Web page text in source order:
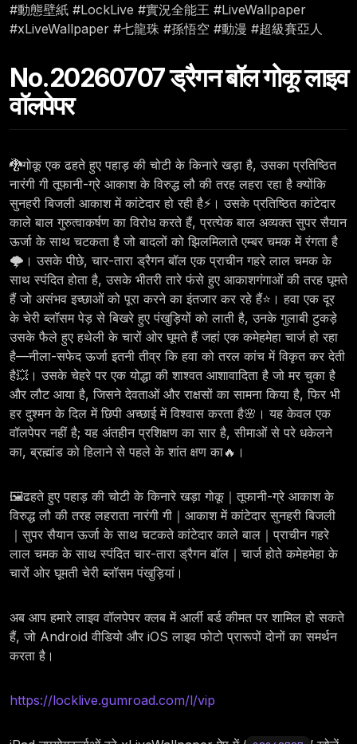
#動態壁紙 #LockLive #實況全能王 #LiveWallpaper
#xLiveWallpaper #七龍珠 #孫悟空 #動漫 #超級賽亞人
No.20260707 ड्रैगन बॉल गोकू लाइव
वॉलपेपर
🐉गोकू एक ढहते हुए पहाड़ की चोटी के किनारे खड़ा है, उसका प्रतिष्ठित
नारंगी गी तूफानी-ग्रे आकाश के विरुद्ध लौ की तरह लहरा रहा है क्योंकि
सुनहरी बिजली आकाश में कांटेदार हो रही है⚡। उसके प्रतिष्ठित कांटेदार
काले बाल गुरुत्वाकर्षण का विरोध करते हैं, प्रत्येक बाल अव्यक्त सुपर सैयान
ऊर्जा के साथ चटकता है जो बादलों को झिलमिलाते एम्बर चमक में रंगता है
🌩️। उसके पीछे, चार-तारा ड्रैगन बॉल एक प्राचीन गहरे लाल चमक के
साथ स्पंदित होता है, उसके भीतरी तारे फंसे हुए आकाशगंगाओं की तरह घूमते
हैं जो असंभव इच्छाओं को पूरा करने का इंतजार कर रहे हैं⭐। हवा एक दूर
के चेरी ब्लॉसम पेड़ से बिखरे हुए पंखुड़ियों को लाती है, उनके गुलाबी टुकड़े
उसके फैले हुए हथेली के चारों ओर घूमते हैं जहां एक कमेहमेहा चार्ज हो रहा
है—नीला-सफेद ऊर्जा इतनी तीव्र कि हवा को तरल कांच में विकृत कर देती
है💥। उसके चेहरे पर एक योद्धा की शाश्वत आशावादिता है जो मर चुका है
और लौट आया है, जिसने देवताओं और राक्षसों का सामना किया है, फिर भी
हर दुश्मन के दिल में छिपी अच्छाई में विश्वास करता है🌸। यह केवल एक
वॉलपेपर नहीं है; यह अंतहीन प्रशिक्षण का सार है, सीमाओं से परे धकेलने
का, ब्रह्मांड को हिलाने से पहले के शांत क्षण का🔥।
🖼️ढहते हुए पहाड़ की चोटी के किनारे खड़ा गोकू｜तूफानी-ग्रे आकाश के
विरुद्ध लौ की तरह लहराता नारंगी गी｜आकाश में कांटेदार सुनहरी बिजली
｜सुपर सैयान ऊर्जा के साथ चटकते कांटेदार काले बाल｜प्राचीन गहरे
लाल चमक के साथ स्पंदित चार-तारा ड्रैगन बॉल｜चार्ज होते कमेहमेहा के
चारों ओर घूमती चेरी ब्लॉसम पंखुड़ियां।
अब आप हमारे लाइव वॉलपेपर क्लब में आर्ली बर्ड कीमत पर शामिल हो सकते
हैं, जो Android वीडियो और iOS लाइव फोटो प्रारूपों दोनों का समर्थन
करता है।
https://locklive.gumroad.com/l/vip